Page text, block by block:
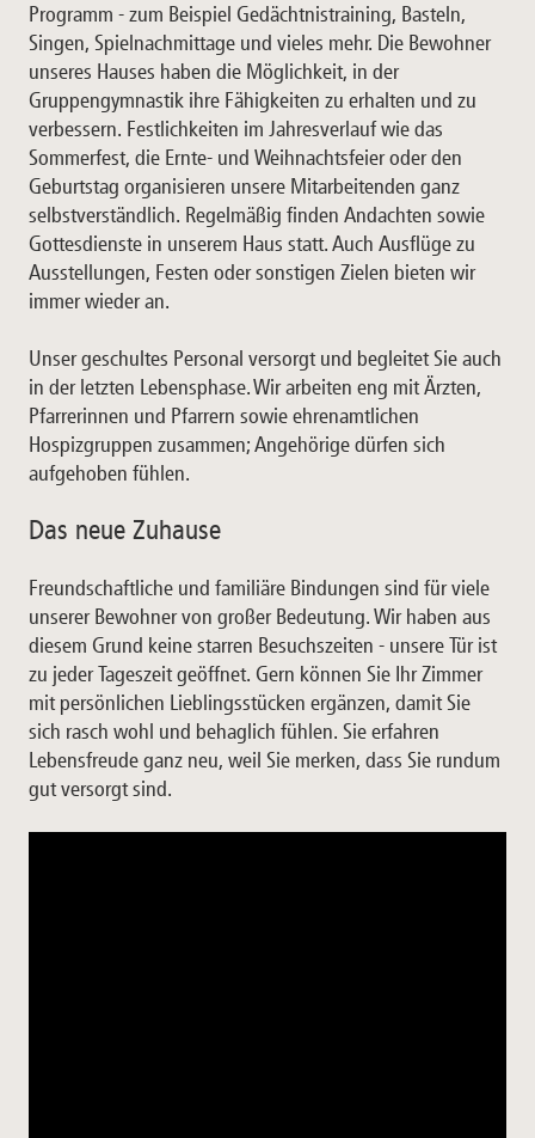
Programm - zum Beispiel Gedächtnistraining, Basteln,
Singen, Spielnachmittage und vieles mehr. Die Bewohner
unseres Hauses haben die Möglichkeit, in der
Gruppengymnastik ihre Fähigkeiten zu erhalten und zu
verbessern. Festlichkeiten im Jahresverlauf wie das
Sommerfest, die Ernte- und Weihnachtsfeier oder den
Geburtstag organisieren unsere Mitarbeitenden ganz
selbstverständlich. Regelmäßig finden Andachten sowie
Gottesdienste in unserem Haus statt. Auch Ausflüge zu
Ausstellungen, Festen oder sonstigen Zielen bieten wir
immer wieder an.
Unser geschultes Personal versorgt und begleitet Sie auch
in der letzten Lebensphase. Wir arbeiten eng mit Ärzten,
Pfarrerinnen und Pfarrern sowie ehrenamtlichen
Hospizgruppen zusammen; Angehörige dürfen sich
aufgehoben fühlen.
Das neue Zuhause
Freundschaftliche und familiäre Bindungen sind für viele
unserer Bewohner von großer Bedeutung. Wir haben aus
diesem Grund keine starren Besuchszeiten - unsere Tür ist
zu jeder Tageszeit geöffnet. Gern können Sie Ihr Zimmer
mit persönlichen Lieblingsstücken ergänzen, damit Sie
sich rasch wohl und behaglich fühlen. Sie erfahren
Lebensfreude ganz neu, weil Sie merken, dass Sie rundum
gut versorgt sind.